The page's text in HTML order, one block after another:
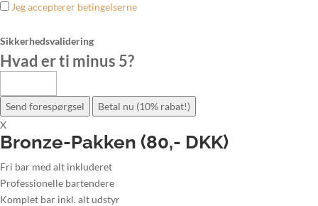
Jeg accepterer betingelserne
Sikkerhedsvalidering
Hvad er ti minus 5?
Send forespørgsel
Betal nu (10% rabat!)
X
Bronze-Pakken (80,- DKK)
Fri bar med alt inkluderet
Professionelle bartendere
Komplet bar inkl. alt udstyr